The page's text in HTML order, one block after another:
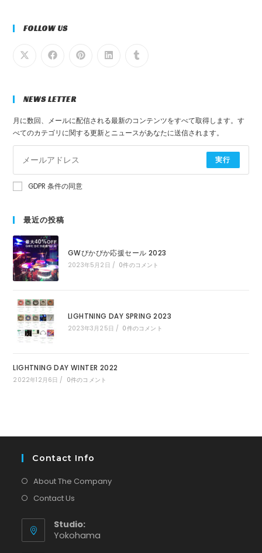
FOLLOW US
NEWS LETTER
月に数回、メールに配信される最新のコンテンツをすべて取得します。す
べてのカテゴリに関する更新とニュースがあなたに送信されます。
実行
GDPR 条件の同意
最近の投稿
GWぴかぴか応援セール 2023
2023年5月2日 / 0件のコメント
LIGHTNING DAY SPRING 2023
2023年3月25日 / 0件のコメント
LIGHTNING DAY WINTER 2022
2022年12月6日 / 0件のコメント
Contact Info
About The Company
Contact Us
Studio:
Yokohama